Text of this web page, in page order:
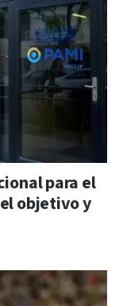
para el
objetivo y